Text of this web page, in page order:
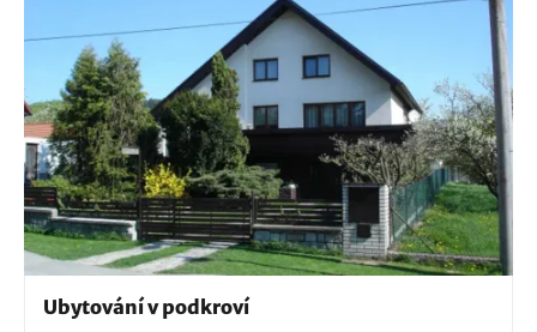
Ubytování v podkroví